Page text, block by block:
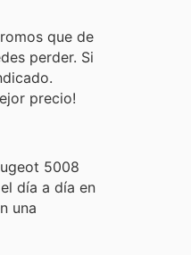
que de
perder. Si
precio!
5008
día a día en
una